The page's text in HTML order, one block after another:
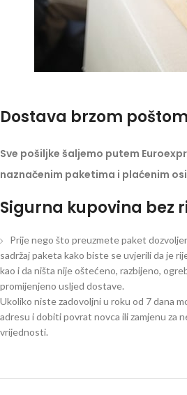
Dostava brzom
Sve pošiljke šaljemo putem
naznačenim paketima i plaćenim
Sigurna kupovina bez
Prije nego što preuzmete paket
sadržaj paketa kako biste se uvjerili da je
kao i da ništa nije oštećeno, razbijeno,
promijenjeno usljed dostave.
Ukoliko niste zadovoljni u roku od 7 dana
adresu i dobiti povrat novca ili zamjenu za
vrijednosti.